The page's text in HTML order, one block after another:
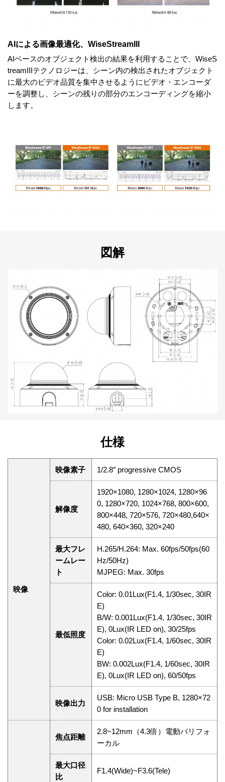
AIによる画像最適化、WiseStreamIII
AIベースのオブジェクト検出の結果を利用することで、WiseS
treamIIIテクノロジーは、シーン内の検出されたオブジェクト
に最大のビデオ品質を集中させるようにビデオ・エンコーダ
ーを調整し、シーンの残りの部分のエンコーディングを縮小
します。
図解
仕様
映像
映像素子 1/2.8″ progressive CMOS
解像度
1920×1080, 1280×1024, 1280×96
0, 1280×720, 1024×768, 800×600,
800×448, 720×576, 720×480,640×
480, 640×360, 320×240
最大フレ
ームレー
ト
H.265/H.264: Max. 60fps/50fps(60
Hz/50Hz)
MJPEG: Max. 30fps
最低照度
Color: 0.01Lux(F1.4, 1/30sec, 30IR
E)
B/W: 0.001Lux(F1.4, 1/30sec, 30IR
E), 0Lux(IR LED on), 30/25fps
Color: 0.02Lux(F1.4, 1/60sec, 30IR
E)
BW: 0.002Lux(F1.4, 1/60sec, 30IR
E), 0Lux(IR LED on), 60/50fps
映像出力
USB: Micro USB Type B, 1280×72
0 for installation
焦点距離
2.8~12mm（4.3倍）電動バリフォ
ーカル
最大口径
比
F1.4(Wide)~F3.6(Tele)